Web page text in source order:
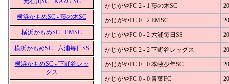
横浜かもめSC - 藤の木SC
横浜かもめSC - EMSC
横浜かもめSC - 六浦毎日SS
横浜かもめSC - 下野谷レッ
グス
かじがやFC 2 - 1 藤の木SC
かじがやFC 0 - 2 EMSC
かじがやFC 0 - 2 六浦毎日SS
かじがやFC 2 - 2 下野谷レッグス
かじがやFC 0 - 0 本牧少年SC
かじがやFC 0 - 0 青葉FC